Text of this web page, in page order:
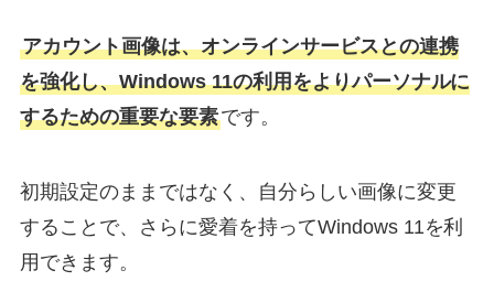
アカウント画像は、オンラインサービスとの連携
を強化し、Windows 11の利用をよりパーソナルに
するための重要な要素です。
初期設定のままではなく、自分らしい画像に変更
することで、さらに愛着を持ってWindows 11を利
用できます。